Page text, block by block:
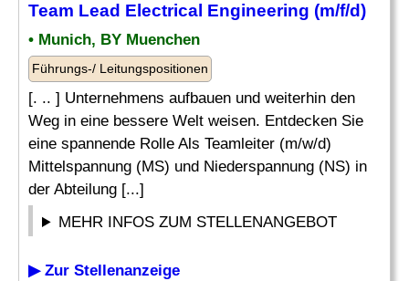
Team Lead Electrical Engineering (m/f/d)
• Munich, BY Muenchen
Führungs-/ Leitungspositionen
[. .. ] Unternehmens aufbauen und weiterhin den
Weg in eine bessere Welt weisen. Entdecken Sie
eine spannende Rolle Als Teamleiter (m/w/d)
Mittelspannung (MS) und Niederspannung (NS) in
der Abteilung [...]
MEHR INFOS ZUM STELLENANGEBOT
▶ Zur Stellenanzeige